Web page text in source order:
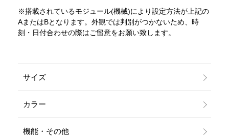
※搭載されているモジュール(機械)により設定方法が上記の
AまたはBとなります。外観では判別がつかないため、時
刻・日付合わせの際はご留意をお願い致します。
サイズ
カラー
機能・その他